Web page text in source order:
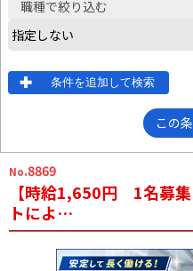
職種で絞り込む
条件を追加して検索
この
No.8869
【時給1,650円 1名募
トによ…